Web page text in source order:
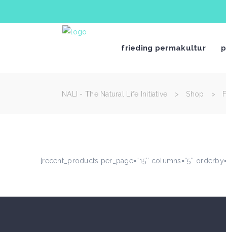
frieding permakultur
NALI - The Natural Life Initiative > Shop >
[recent_products per_page=“15″ columns=“5″